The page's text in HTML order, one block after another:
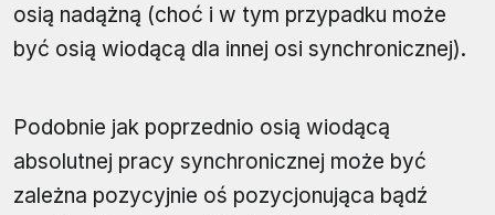
osią nadążną (choć i w tym przypadku może
być osią wiodącą dla innej osi synchronicznej).
Podobnie jak poprzednio osią wiodącą
absolutnej pracy synchronicznej może być
zależna pozycyjnie oś pozycjonująca bądź